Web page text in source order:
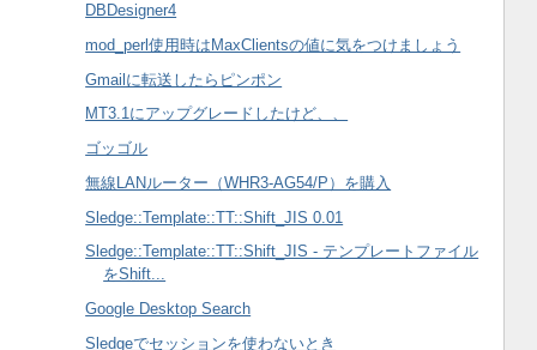
DBDesigner4
mod_perl使用時はMaxClientsの値に気をつけましょう
Gmailに転送したらピンポン
MT3.1にアップグレードしたけど、、
ゴッゴル
無線LANルーター（WHR3-AG54/P）を購入
Sledge::Template::TT::Shift_JIS 0.01
Sledge::Template::TT::Shift_JIS - テンプレートファイル
をShift...
Google Desktop Search
Sledgeでセッションを使わないとき